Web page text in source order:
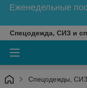
Еженедельные
Спецодежда, СИЗ и
Спецодежды, СИЗ